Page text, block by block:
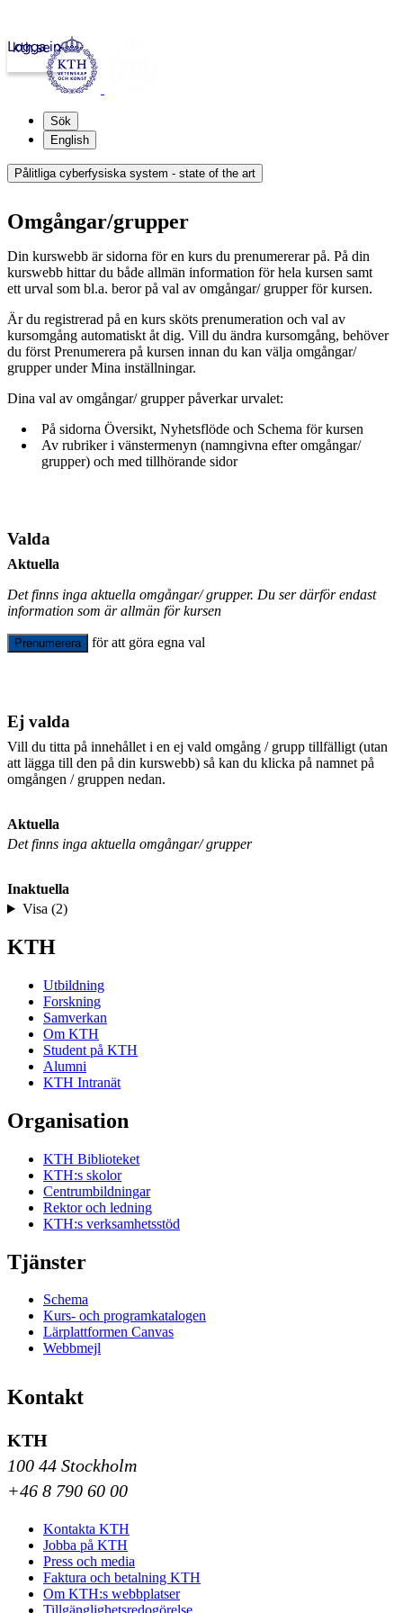
kth.se
Logga in
Sök
English
Pålitliga cyberfysiska system - state of the art
Omgångar/grupper
Din kurswebb är sidorna för en kurs du prenumererar på. På din
kurswebb hittar du både allmän information för hela kursen samt
ett urval som bl.a. beror på val av omgångar/ grupper för kursen.
Är du registrerad på en kurs sköts prenumeration och val av
kursomgång automatiskt åt dig. Vill du ändra kursomgång, behöver
du först Prenumerera på kursen innan du kan välja omgångar/
grupper under Mina inställningar.
Dina val av omgångar/ grupper påverkar urvalet:
På sidorna Översikt, Nyhetsflöde och Schema för kursen
Av rubriker i vänstermenyn (namngivna efter omgångar/
grupper) och med tillhörande sidor
Valda
Aktuella
Det finns inga aktuella omgångar/ grupper. Du ser därför endast
information som är allmän för kursen
Prenumerera för att göra egna val
Ej valda
Vill du titta på innehållet i en ej vald omgång / grupp tillfälligt (utan
att lägga till den på din kurswebb) så kan du klicka på namnet på
omgången / gruppen nedan.
Aktuella
Det finns inga aktuella omgångar/ grupper
Inaktuella
Visa (2)
KTH
Utbildning
Forskning
Samverkan
Om KTH
Student på KTH
Alumni
KTH Intranät
Organisation
KTH Biblioteket
KTH:s skolor
Centrumbildningar
Rektor och ledning
KTH:s verksamhetsstöd
Tjänster
Schema
Kurs- och programkatalogen
Lärplattformen Canvas
Webbmejl
Kontakt
KTH
100 44 Stockholm
+46 8 790 60 00
Kontakta KTH
Jobba på KTH
Press och media
Faktura och betalning KTH
Om KTH:s webbplatser